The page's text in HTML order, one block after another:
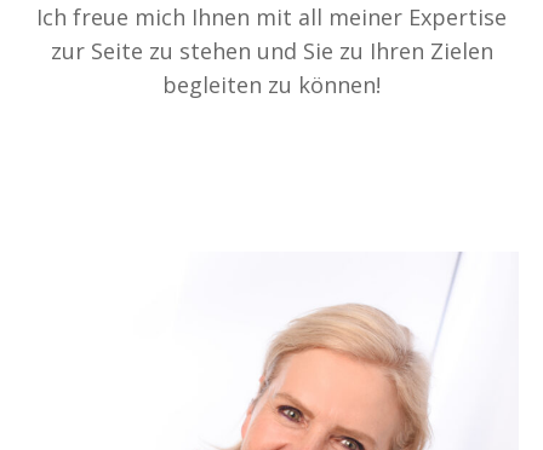
Ich freue mich Ihnen mit all meiner Expertise
zur Seite zu stehen und Sie zu Ihren Zielen
begleiten zu können!